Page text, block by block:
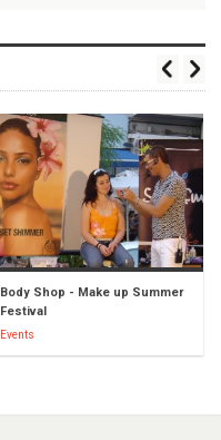
Body Shop - Make up Summer
Festival
Events